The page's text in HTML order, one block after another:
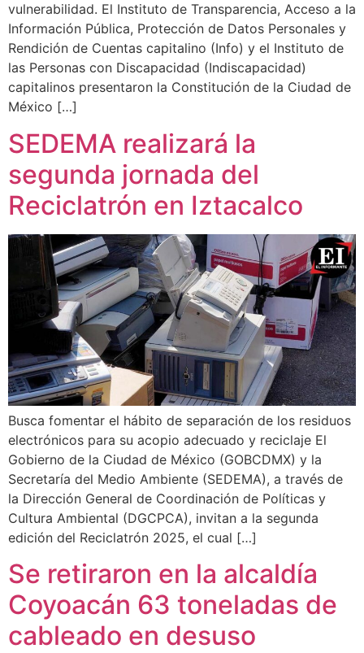
vulnerabilidad. El Instituto de Transparencia, Acceso a la
Información Pública, Protección de Datos Personales y
Rendición de Cuentas capitalino (Info) y el Instituto de
las Personas con Discapacidad (Indiscapacidad)
capitalinos presentaron la Constitución de la Ciudad de
México […]
SEDEMA realizará la
segunda jornada del
Reciclatrón en Iztacalco
Busca fomentar el hábito de separación de los residuos
electrónicos para su acopio adecuado y reciclaje El
Gobierno de la Ciudad de México (GOBCDMX) y la
Secretaría del Medio Ambiente (SEDEMA), a través de
la Dirección General de Coordinación de Políticas y
Cultura Ambiental (DGCPCA), invitan a la segunda
edición del Reciclatrón 2025, el cual […]
Se retiraron en la alcaldía
Coyoacán 63 toneladas de
cableado en desuso